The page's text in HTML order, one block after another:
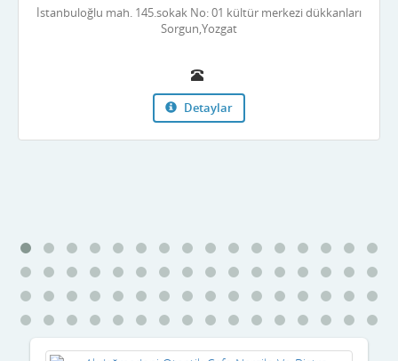
İstanbuloğlu mah. 145.sokak No: 01 kültür merkezi dükkanları
Sorgun,Yozgat
Detaylar